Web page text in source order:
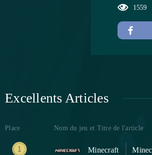
1559
Excellents Articles
Place Nom du jeu et Titre de l'article
Minecraft